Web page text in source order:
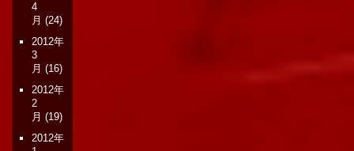
4
月 (24)
2012年
3
月 (16)
2012年
2
月 (19)
2012年